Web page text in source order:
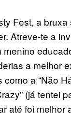
Fest, a
Atreve-te a
a melhor
a “Não
(já tentei
até foi